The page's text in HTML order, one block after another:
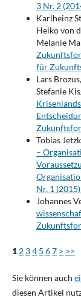
3 Nr. 2
Karlheinz
Heiko von
Melanie
für
Lars
Stefanie
Tobias
–
Nr. 1
Johannes
1 2 34 5 67 > >>
Sie können auch
diesen Artikel